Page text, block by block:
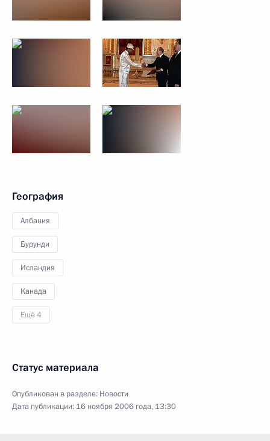
География
Албания
Бурунди
Исландия
Канада
Ещё 4
Статус материала
Опубликован в разделе: Новости
Дата публикации: 16 ноября 2006 года, 13:30